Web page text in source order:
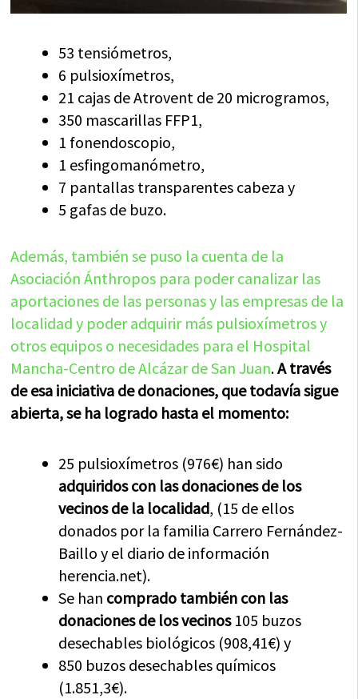
53 tensiómetros,
6 pulsioxímetros,
21 cajas de Atrovent de 20 microgramos,
350 mascarillas FFP1,
1 fonendoscopio,
1 esfingomanómetro,
7 pantallas transparentes cabeza y
5 gafas de buzo.
Además, también se puso la cuenta de la
Asociación Ánthropos para poder canalizar las
aportaciones de las personas y las empresas de la
localidad y poder adquirir más pulsioxímetros y
otros equipos o necesidades para el Hospital
Mancha-Centro de Alcázar de San Juan.A través
de esa iniciativa de donaciones, que todavía sigue
abierta, se ha logrado hasta el momento:
25 pulsioxímetros (976€) han sido
adquiridos con las donaciones de los
vecinos de la localidad, (15 de ellos
donados por la familia Carrero Fernández-
Baillo y el diario de información
herencia.net).
Se han comprado también con las
donaciones de los vecinos105 buzos
desechables biológicos (908,41€) y
850 buzos desechables químicos
(1.851,3€).